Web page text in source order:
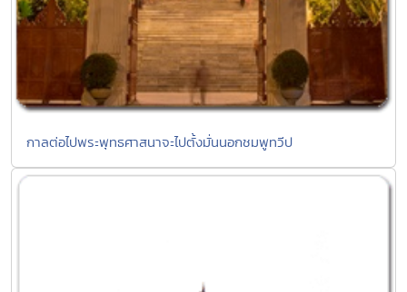
กาลต่อไปพระพุทธศาสนาจะไปตั้งมั่นนอกชมพูทวีป